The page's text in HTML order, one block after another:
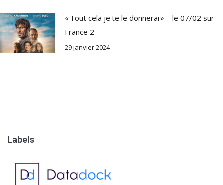
« Tout cela je te le donnerai » – le 07/02 sur
France 2
29 janvier 2024
Labels